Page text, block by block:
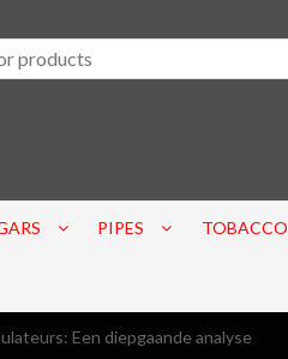
PIPES TOBACCO
Een diepgaande analyse